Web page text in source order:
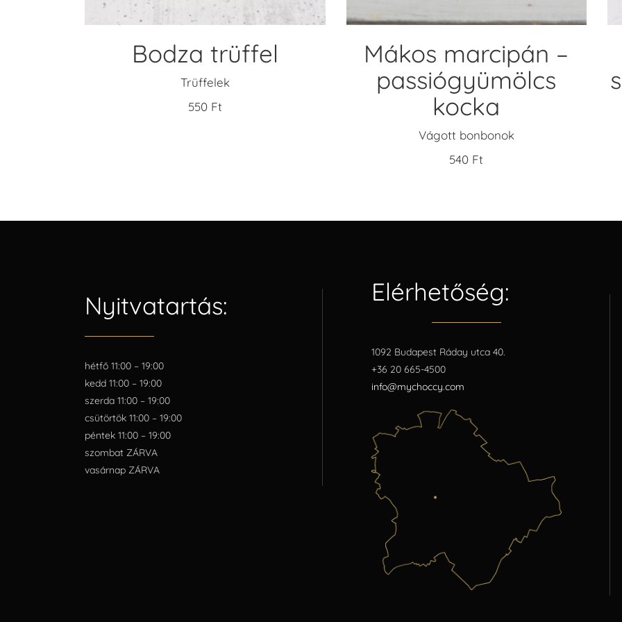
Bodza trüffel
Trüffelek
550 Ft
Mákos marcipán –
passiógyümölcs
kocka
Vágott bonbonok
540 Ft
Nyitvatartás:
hétfő 11:00 – 19:00
kedd 11:00 – 19:00
szerda 11:00 – 19:00
csütörtök 11:00 – 19:00
péntek 11:00 – 19:00
szombat ZÁRVA
vasárnap ZÁRVA
Elérhetőség:
1092 Budapest Ráday utca 40.
+36 20 665-4500
info@mychoccy.com